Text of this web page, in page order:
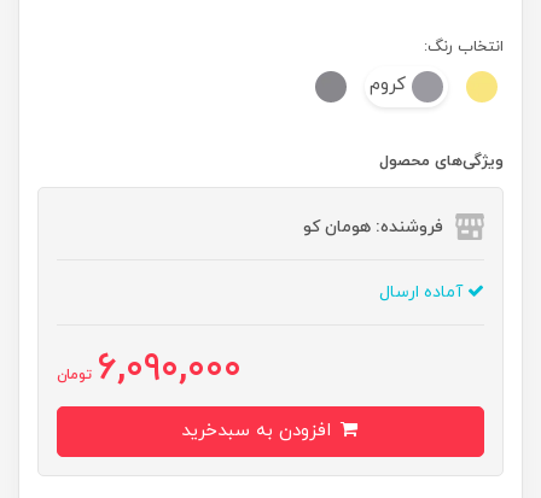
انتخاب رنگ:
کروم
ویژگی‌های محصول
فروشنده: هومان کو
آماده ارسال
6,090,000 تومان